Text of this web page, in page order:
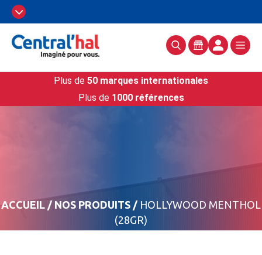
Plus de 50 marques internationales
Plus de 1000 références
ACCUEIL / NOS PRODUITS / HOLLYWOOD MENTHOL
(28GR)